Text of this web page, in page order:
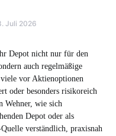
Juli 2026
Depot nicht nur für den
auch regelmäßige
vor Aktienoptionen
oder besonders risikoreich
Wehner, wie sich
Depot oder als
verständlich, praxisnah